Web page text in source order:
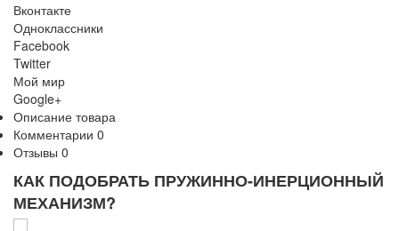
Вконтакте
Одноклассники
Facebook
Twitter
Мой мир
Google+
Описание товара
Комментарии 0
Отзывы 0
КАК ПОДОБРАТЬ ПРУЖИННО-ИНЕРЦИОННЫЙ
МЕХАНИЗМ?